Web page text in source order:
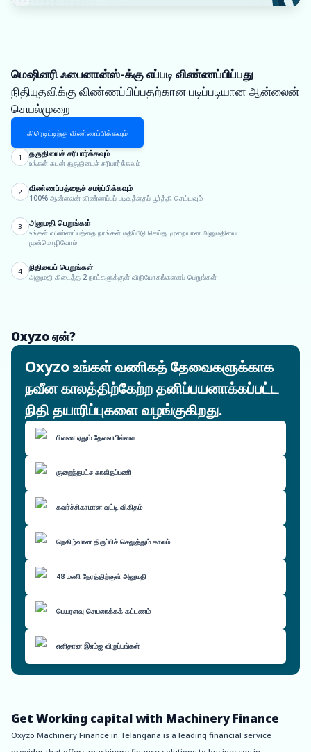
மெஷினரி ஃபைனான்ஸ்-க்கு எப்படி விண்ணப்பிப்பது
நிதியுதவிக்கு விண்ணப்பிப்பதற்கான படிப்படியான ஆன்லைன்
செயல்முறை
கிரெடிட்டிற்கு விண்ணப்பிக்கவும்
1 தகுதியைச் சரிபார்க்கவும்
உங்கள் கடன் தகுதியைச் சரிபார்க்கவும்
2 விண்ணப்பத்தைச் சமர்ப்பிக்கவும்
100% ஆன்லைன் விண்ணப்பப் படிவத்தைப் பூர்த்தி செய்யவும்
3 அனுமதி பெறுங்கள்
உங்கள் விண்ணப்பத்தை நாங்கள் மதிப்பீடு செய்து முறையான அனுமதியை
முன்மொழிவோம்
4 நிதியைப் பெறுங்கள்
அனுமதி கிடைத்த 2 நாட்களுக்குள் விநியோகங்களைப் பெறுங்கள்
Oxyzo ஏன்?
Oxyzo உங்கள் வணிகத் தேவைகளுக்காக
நவீன காலத்திற்கேற்ற தனிப்பயனாக்கப்பட்ட
நிதி தயாரிப்புகளை வழங்குகிறது.
பிணை ஏதும் தேவையில்லை
குறைந்தபட்ச காகிதப்பணி
கவர்ச்சிகரமான வட்டி விகிதம்
நெகிழ்வான திருப்பிச் செலுத்தும் காலம்
48 மணி நேரத்திற்குள் அனுமதி
பெயரளவு செயலாக்கக் கட்டணம்
எளிதான இஎம்ஐ விருப்பங்கள்
Get Working capital with Machinery Finance
Oxyzo Machinery Finance in Telangana is a leading financial service